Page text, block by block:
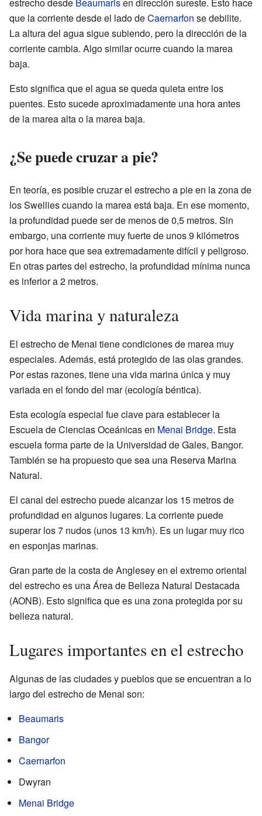
que la corriente desde el lado deCaernarfon se debilite.
La altura del agua sigue subiendo, pero la dirección de la
corriente cambia. Algo similar ocurre cuando la marea
baja.
Esto significa que el agua se queda quieta entre los
puentes. Esto sucede aproximadamente una hora antes
de la marea alta o la marea baja.
¿Se puede cruzar a pie?
En teoría, es posible cruzar el estrecho a pie en la zona de
los Swellies cuando la marea está baja. En ese momento,
la profundidad puede ser de menos de 0,5 metros. Sin
embargo, una corriente muy fuerte de unos 9 kilómetros
por hora hace que sea extremadamente difícil y peligroso.
En otras partes del estrecho, la profundidad mínima nunca
es inferior a 2 metros.
Vida marina y naturaleza
El estrecho de Menai tiene condiciones de marea muy
especiales. Además, está protegido de las olas grandes.
Por estas razones, tiene una vida marina única y muy
variada en el fondo del mar (ecología béntica).
Esta ecología especial fue clave para establecer la
Escuela de Ciencias Oceánicas en Menai Bridge. Esta
escuela forma parte de la Universidad de Gales, Bangor.
También se ha propuesto que sea una Reserva Marina
Natural.
El canal del estrecho puede alcanzar los 15 metros de
profundidad en algunos lugares. La corriente puede
superar los 7 nudos (unos 13 km/h). Es un lugar muy rico
en esponjas marinas.
Gran parte de la costa de Anglesey en el extremo oriental
del estrecho es una Área de Belleza Natural Destacada
(AONB). Esto significa que es una zona protegida por su
belleza natural.
Lugares importantes en el estrecho
Algunas de las ciudades y pueblos que se encuentran a lo
largo del estrecho de Menai son:
Beaumaris
Bangor
Caernarfon
Dwyran
Menai Bridge